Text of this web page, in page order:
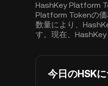
HashKey Platform
Platform Tokenの
数量により、
す。現在、
今日のHSK